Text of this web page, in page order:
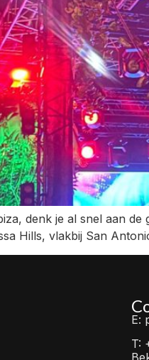
denk je al snel aan
Hills, vlakbij San
E:
T: